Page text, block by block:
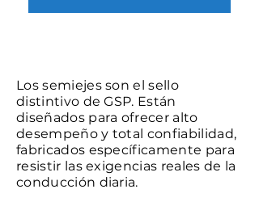
Los semiejes son el sello
distintivo de GSP. Están
diseñados para ofrecer alto
desempeño y total confiabilidad,
fabricados específicamente para
resistir las exigencias reales de la
conducción diaria.